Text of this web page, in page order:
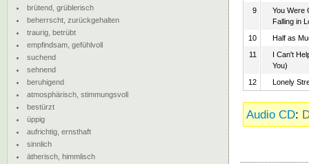
9
You Were
Falling in
10
Half as
11
I Can't
You)
12
Lonely
Audio CD:
brütend, grüblerisch
beherrscht, zurückgehalten
traurig, betrübt
empfindsam, gefühlvoll
suchend
sehnend
beruhigend
atmosphärisch, stimmungsvoll
bestürzt
üppig
aufrichtig, ernsthaft
sinnlich
ätherisch, himmlisch